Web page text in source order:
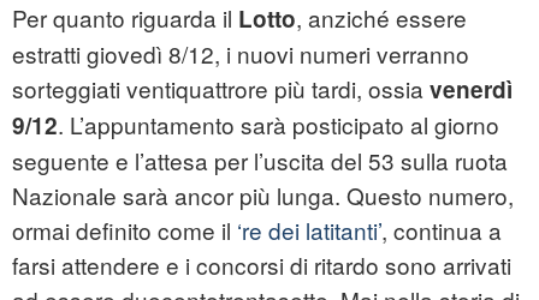
Per quanto riguarda il Lotto, anziché essere
estratti giovedì 8/12, i nuovi numeri verranno
sorteggiati ventiquattrore più tardi, ossia venerdì
9/12. L’appuntamento sarà posticipato al giorno
seguente e l’attesa per l’uscita del 53 sulla ruota
Nazionale sarà ancor più lunga. Questo numero,
ormai definito come il ‘re dei latitanti’, continua a
farsi attendere e i concorsi di ritardo sono arrivati